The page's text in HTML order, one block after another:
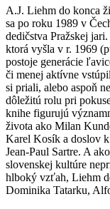
A.J. Liehm do konca
sa po roku 1989 v
dedičstva Pražskej
ktorá vyšla v r. 1969
postoje generácie
či menej aktívne
si priali, alebo aspoň
dôležitú rolu pri
knihe figurujú
života ako Milan
Karel Kosík a doslov
Jean-Paul Sartre. A
slovenskej kultúre
hlboký vzťah, Liehm
Dominika Tatarku,